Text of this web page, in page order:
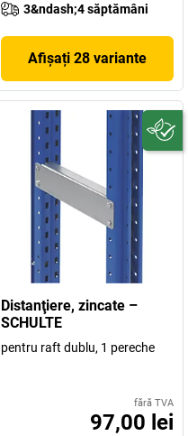
3&ndash;4 săptămâni
Afișați 28 variante
Distanţiere, zincate –
SCHULTE
pentru raft dublu, 1 pereche
fără TVA
97,00 lei